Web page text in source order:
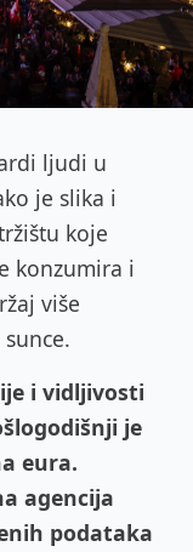
ljudi u
je slika i
koje
konzumira i
više
i vidljivosti
je
eura.
agencija
podataka